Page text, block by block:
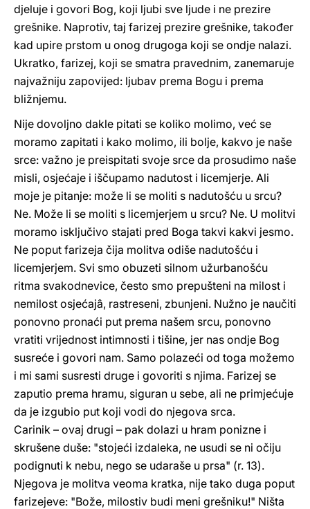
djeluje i govori Bog, koji ljubi sve ljude i ne prezire
grešnike. Naprotiv, taj farizej prezire grešnike, također
kad upire prstom u onog drugoga koji se ondje nalazi.
Ukratko, farizej, koji se smatra pravednim, zanemaruje
najvažniju zapovijed: ljubav prema Bogu i prema
bližnjemu.
Nije dovoljno dakle pitati se koliko molimo, već se
moramo zapitati i kako molimo, ili bolje, kakvo je naše
srce: važno je preispitati svoje srce da prosudimo naše
misli, osjećaje i iščupamo nadutost i licemjerje. Ali
moje je pitanje: može li se moliti s nadutošću u srcu?
Ne. Može li se moliti s licemjerjem u srcu? Ne. U molitvi
moramo isključivo stajati pred Boga takvi kakvi jesmo.
Ne poput farizeja čija molitva odiše nadutošću i
licemjerjem. Svi smo obuzeti silnom užurbanošću
ritma svakodnevice, često smo prepušteni na milost i
nemilost osjećajâ, rastreseni, zbunjeni. Nužno je naučiti
ponovno pronaći put prema našem srcu, ponovno
vratiti vrijednost intimnosti i tišine, jer nas ondje Bog
susreće i govori nam. Samo polazeći od toga možemo
i mi sami susresti druge i govoriti s njima. Farizej se
zaputio prema hramu, siguran u sebe, ali ne primjećuje
da je izgubio put koji vodi do njegova srca.
Carinik – ovaj drugi – pak dolazi u hram ponizne i
skrušene duše: "stojeći izdaleka, ne usudi se ni očiju
podignuti k nebu, nego se udaraše u prsa" (r. 13).
Njegova je molitva veoma kratka, nije tako duga poput
farizejeve: "Bože, milostiv budi meni grešniku!" Ništa